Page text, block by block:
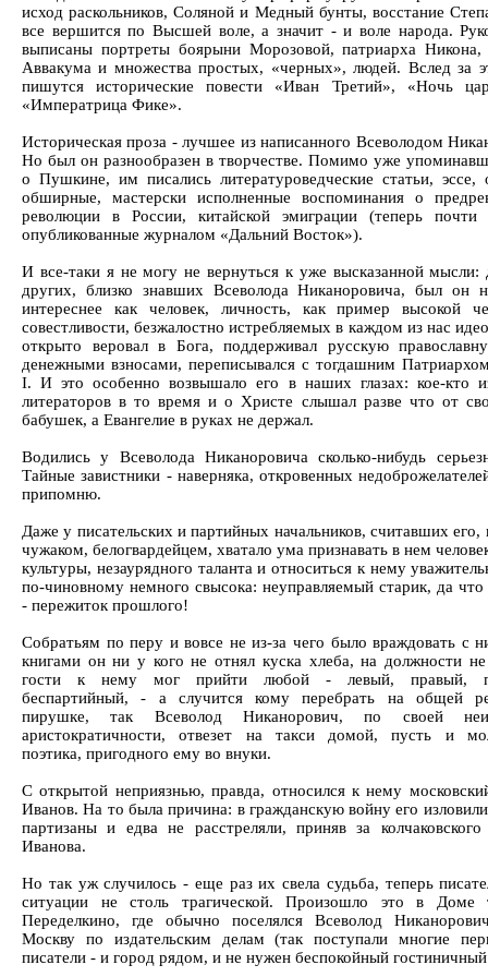
исход раскольников, Соляной и Медный бунты, восстание
все вершится по Высшей воле, а значит - и воле народа.
выписаны портреты боярыни Морозовой, патриарха Никона,
Аввакума и множества простых, «черных», людей. Вслед за
пишутся исторические повести «Иван Третий», «Ночь
«Императрица Фике».
Историческая проза - лучшее из написанного Всеволодом
Но был он разнообразен в творчестве. Помимо уже
о Пушкине, им писались литературоведческие статьи, эссе,
обширные, мастерски исполненные воспоминания о
революции в России, китайской эмиграции (теперь почти
опубликованные журналом «Дальний Восток»).
И все-таки я не могу не вернуться к уже высказанной мысли:
других, близко знавших Всеволода Никаноровича, был он
интереснее как человек, личность, как пример высокой
совестливости, безжалостно истребляемых в каждом из нас
открыто веровал в Бога, поддерживал русскую
денежными взносами, переписывался с тогдашним
I. И это особенно возвышало его в наших глазах: кое-кто
литераторов в то время и о Христе слышал разве что от
бабушек, а Евангелие в руках не держал.
Водились у Всеволода Никаноровича сколько-нибудь
Тайные завистники - наверняка, откровенных
припомню.
Даже у писательских и партийных начальников, считавших его,
чужаком, белогвардейцем, хватало ума признавать в нем
культуры, незаурядного таланта и относиться к нему
по-чиновному немного свысока: неуправляемый старик, да
- пережиток прошлого!
Собратьям по перу и вовсе не из-за чего было враждовать с
книгами он ни у кого не отнял куска хлеба, на должности не
гости к нему мог прийти любой - левый, правый,
беспартийный, - а случится кому перебрать на общей
пирушке, так Всеволод Никанорович, по своей
аристократичности, отвезет на такси домой, пусть и
поэтика, пригодного ему во внуки.
С открытой неприязнью, правда, относился к нему
Иванов. На то была причина: в гражданскую войну его
партизаны и едва не расстреляли, приняв за колчаковского
Иванова.
Но так уж случилось - еще раз их свела судьба, теперь
ситуации не столь трагической. Произошло это в Доме
Переделкино, где обычно поселялся Всеволод
Москву по издательским делам (так поступали многие
писатели - и город рядом, и не нужен беспокойный